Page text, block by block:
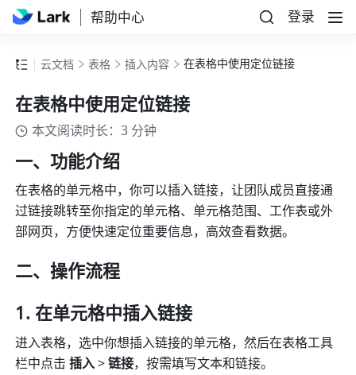
帮助中心 登录
云文档 表格 插入内容 在表格中使用定位链接
在表格中使用定位链接
本文阅读时长：3 分钟
一、功能介绍
在表格的单元格中，你可以插入链接，让团队成员直接通
过链接跳转至你指定的单元格、单元格范围、工作表或外
部网页，方便快速定位重要信息，高效查看数据。
二、操作流程
在单元格中插入链接
进入表格，选中你想插入链接的单元格，然后在表格工具
栏中点击 插入 > 链接，按需填写文本和链接。